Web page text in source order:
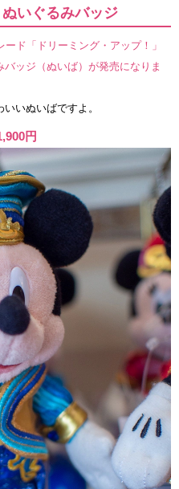
いぐるみバッジ
ド「ドリーミング・アップ！」
ッジ（ぬいば）が発売になりま
いぬいばですよ。
円